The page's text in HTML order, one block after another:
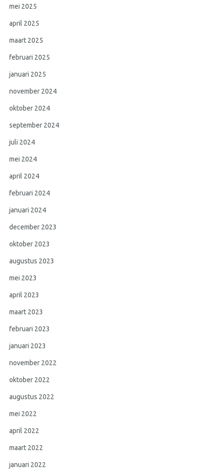
mei 2025
april 2025
maart 2025
februari 2025
januari 2025
november 2024
oktober 2024
september 2024
juli 2024
mei 2024
april 2024
februari 2024
januari 2024
december 2023
oktober 2023
augustus 2023
mei 2023
april 2023
maart 2023
februari 2023
januari 2023
november 2022
oktober 2022
augustus 2022
mei 2022
april 2022
maart 2022
januari 2022